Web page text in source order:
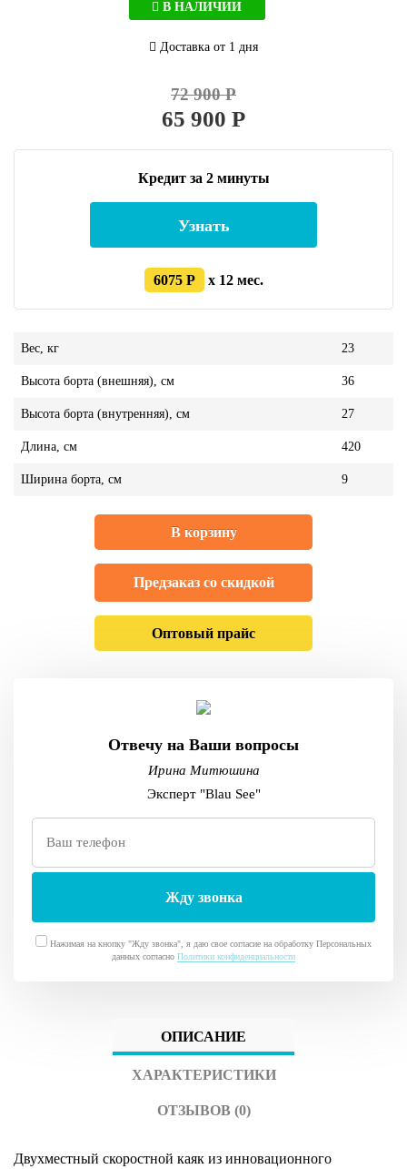
В НАЛИЧИИ
Доставка от 1 дня
72 900 Р
65 900 Р
Кредит за 2 минуты
Узнать
6075 Р x 12 мес.
Вес, кг 23
Высота борта (внешняя), см 36
Высота борта (внутренняя), см 27
Длина, см 420
Ширина борта, см 9
В корзину
Предзаказ со скидкой
Оптовый прайс
Отвечу на Ваши вопросы
Ирина Митюшина
Эксперт "Blau See"
Нажимая на кнопку "Жду звонка", я даю свое согласие на обработку Персональных
данных согласно Политики конфиденциальности
ОПИСАНИЕ
ХАРАКТЕРИСТИКИ
ОТЗЫВОВ (0)
Двухместный скоростной каяк из инновационного